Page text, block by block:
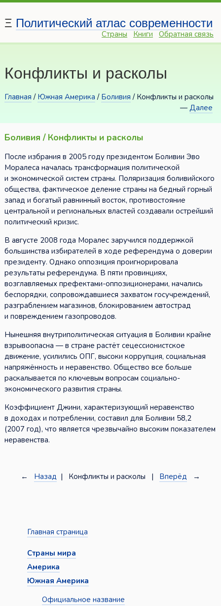
Ξ Политический атлас современности
Страны Книги Обратная связь
Конфликты и расколы
Главная / Южная Америка / Боливия / Конфликты и расколы
—Далее
Боливия / Конфликты и расколы
После избрания в 2005 году президентом Боливии Эво
Моралеса началась трансформация политической
и экономической систем страны. Поляризация боливийского
общества, фактическое деление страны на бедный горный
запад и богатый равнинный восток, противостояние
центральной и региональных властей создавали острейший
политический кризис.
В августе 2008 года Моралес заручился поддержкой
большинства избирателей в ходе референдума о доверии
президенту. Однако оппозиция проигнорировала
результаты референдума. В пяти провинциях,
возглавляемых префектами-оппозиционерами, начались
беспорядки, сопровождавшиеся захватом госучреждений,
разграблением магазинов, блокированием автострад
и повреждением газопроводов.
Нынешняя внутриполитическая ситуация в Боливии крайне
взрывоопасна — в стране растёт сецессионистское
движение, усилились ОПГ, высоки коррупция, социальная
напряжённость и неравенство. Общество все больше
раскалывается по ключевым вопросам социально-
экономического развития страны.
Коэффициент Джини, характеризующий неравенство
в доходах и потреблении, составил для Боливии 58,2
(2007 год), что является чрезвычайно высоким показателем
неравенства.
← Назад | Конфликты и расколы | Вперёд →
Главная страница
Страны мира
Америка
Южная Америка
Официальное название